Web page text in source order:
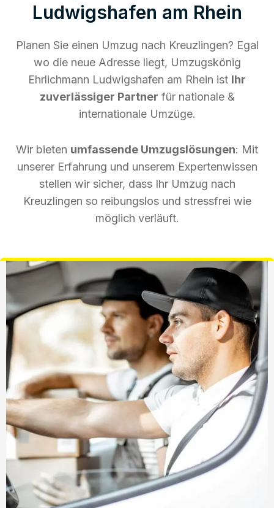
Ludwigshafen am Rhein
Planen Sie einen Umzug nach Kreuzlingen? Egal
wo die neue Adresse liegt, Umzugskönig
Ehrlichmann Ludwigshafen am Rhein ist Ihr
zuverlässiger Partner für nationale &
internationale Umzüge.
Wir bieten umfassende Umzugslösungen: Mit
unserer Erfahrung und unserem Expertenwissen
stellen wir sicher, dass Ihr Umzug nach
Kreuzlingen so reibungslos und stressfrei wie
möglich verläuft.